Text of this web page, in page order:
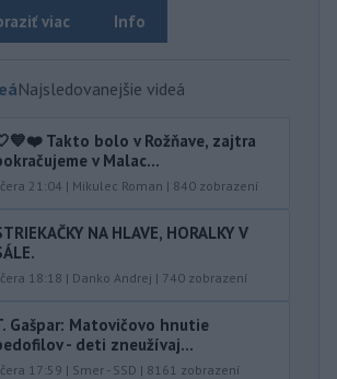
Info
viac
Najsledovanejšie videá
Takto bolo v Rožňave, zajtra
v Malac...
21:04 | Mikulec Roman | 840 zobrazení
NA HLAVE, HORALKY V
18:18 | Danko Andrej | 740 zobrazení
Gašpar: Matovičovo hnutie
- deti zneužívaj...
17:59 | Smer - SSD | 8161 zobrazení